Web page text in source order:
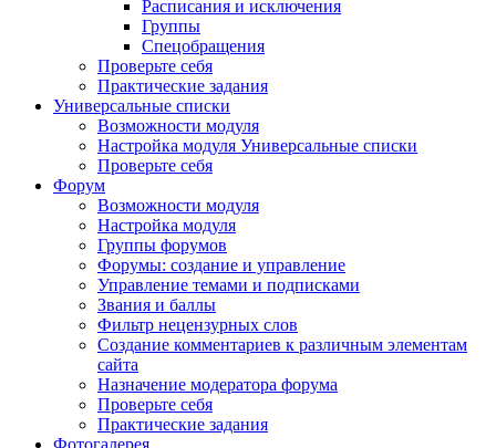
Расписания и исключения
Группы
Спецобращения
Проверьте себя
Практические задания
Универсальные списки
Возможности модуля
Настройка модуля Универсальные списки
Проверьте себя
Форум
Возможности модуля
Настройка модуля
Группы форумов
Форумы: создание и управление
Управление темами и подписками
Звания и баллы
Фильтр нецензурных слов
Создание комментариев к различным элементам
сайта
Назначение модератора форума
Проверьте себя
Практические задания
Фотогалерея